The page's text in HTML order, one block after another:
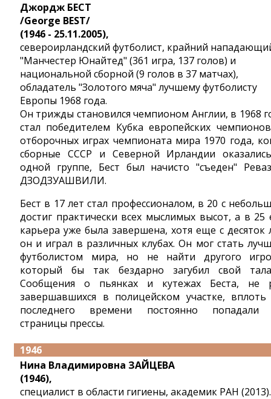
Джордж БЕСТ
/George BEST/
(1946 - 25.11.2005),
североирландский футболист, крайний
"Манчестер Юнайтед" (361 игра, 137 голов) и
национальной сборной (9 голов в 37 матчах),
обладатель "Золотого мяча" лучшему футболисту
Европы 1968 года.
Он трижды становился чемпионом Англии, в 1968
стал победителем Кубка европейских
отборочных играх чемпионата мира 1970 года,
сборные СССР и Северной Ирландии
одной группе, Бест был начисто "съеден"
ДЗОДЗУАШВИЛИ.
Бест в 17 лет стал профессионалом, в 20 с
достиг практически всех мыслимых высот, а в 25
карьера уже была завершена, хотя еще с десяток
он и играл в различных клубах. Он мог стать
футболистом мира, но не найти другого
который бы так бездарно загубил свой
Сообщения о пьянках и кутежах Беста, не
завершавшихся в полицейском участке,
последнего времени постоянно попадали
страницы прессы.
1946
Нина Владимировна ЗАЙЦЕВА
(1946),
специалист в области гигиены, академик РАН (2013).